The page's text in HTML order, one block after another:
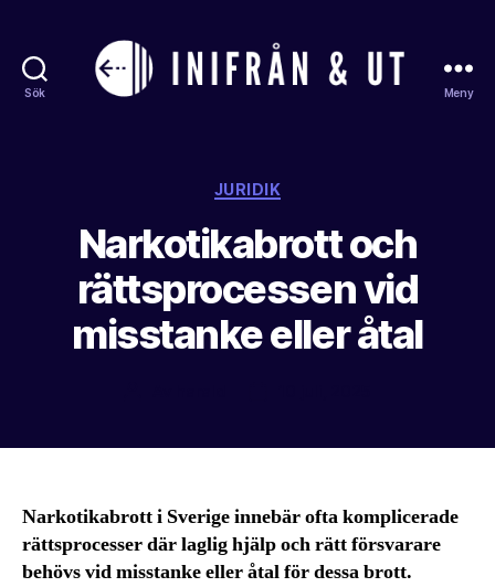
Sök Meny
Kategorier
JURIDIK
Narkotikabrott och
rättsprocessen vid
misstanke eller åtal
Narkotikabrott i Sverige innebär ofta komplicerade
rättsprocesser där laglig hjälp och rätt försvarare
behövs vid misstanke eller åtal för dessa brott.